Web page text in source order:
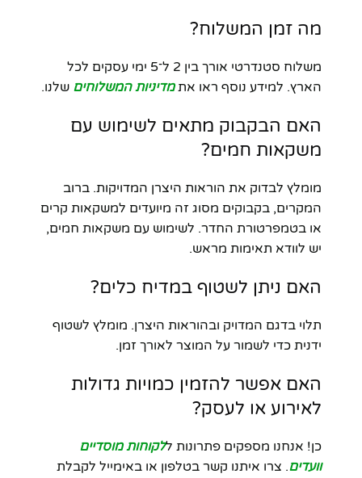
מה זמן המשלוח?
משלוח סטנדרטי אורך בין 2 ל־5 ימי עסקים לכל
הארץ. למידע נוסף ראו אתמדיניות המשלוחים שלנו.
האם הבקבוק מתאים לשימוש עם
משקאות חמים?
מומלץ לבדוק את הוראות היצרן המדויקות. ברוב
המקרים, בקבוקים מסוג זה מיועדים למשקאות קרים
או בטמפרטורת החדר. לשימוש עם משקאות חמים,
יש לוודא תאימות מראש.
האם ניתן לשטוף במדיח כלים?
תלוי בדגם המדויק ובהוראות היצרן. מומלץ לשטוף
ידנית כדי לשמור על המוצר לאורך זמן.
האם אפשר להזמין כמויות גדולות
לאירוע או לעסק?
כן! אנחנו מספקים פתרונות ללקוחות מוסדיים
וועדים. צרו איתנו קשר בטלפון או באימייל לקבלת